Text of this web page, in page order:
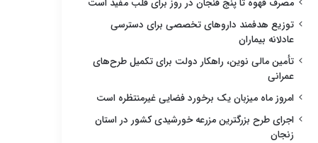
توزیع هدفمند داروهای تخصصی برای دسترسی
عادلانه بیماران
تأمین مالی نوین، راهکار دولت برای تکمیل طرح‌های
عمرانی
امروز ماه میزبان یک برخورد فضایی غیرمنتظره است
اجرای طرح بزرگترین مزرعه خورشیدی کشور در استان
زنجان